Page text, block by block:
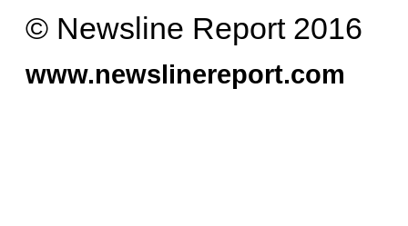
© Newsline Report 2016
www.newslinereport.com